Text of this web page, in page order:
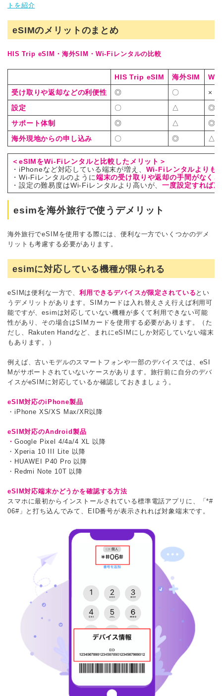
トを紹介
eSIMのメリットのまとめ
HIS Trip eSIM・海外SIM・Wi-Fiレンタルの比較
HIS Trip eSIM 海外SIM
Wi-
受け取りや返却などの利便性
◎ 〇
×
設定
〇 △
◎
サポート体制
◎ △
◎
海外現地からの申し込み
〇 ◎ △
＜eSIMをWi-Fiレンタルと比較したメリット＞
・iPhoneなど対応している端末が増え、 Wi-Fiレンタルよりも
・Wi-Fiレンタルのように端末の受け取りや返却の手間がなく
・設定の難易度はWi-Fiレンタルより高いが、一度設定すれば
esimを海外旅行で使うデメリット
海外旅行でeSIMを使用する際には、便利な一方でいくつかのデメ
リットも考慮する必要があります。
esimに対応している機種が限られる
eSIMは便利な一方で、利用できるデバイスが限定されている とい
うデメリットがあります。SIMカードは入れ替えさえ行えば利用可
能ですが、esimは対応していない機種が多くて利用できない可能
性があり、その場合はSIMカードを使用する必要があります。（た
だし、Rakuten Handなど、まれにeSIMにしか対応していない端末
もあります。）
例えば、古いモデルのスマートフォンや一部のデバイスでは、eSI
Mがサポートされていないケースがあります。旅行前に自分のデバ
イスがeSIMに対応しているか確認しておきましょう。
eSIM対応のiPhone製品
・iPhone XS/XS Max/XR以降
eSIM対応のAndroid製品
・ Google Pixel 4/4a/4 XL 以降
・Xperia 10 III Lite 以降
・HUAWEI P40 Pro 以降
・Redmi Note 10T 以降
eSIM対応端末かどうかを確認する方法
スマホに最初からインストールされている標準電話アプリに、「*#
06#」と打ち込んでみて、EID番号が表示されれば対象端末です。